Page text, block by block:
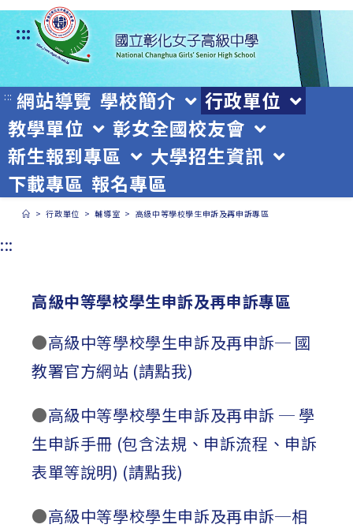
跳
轉
至
主
要
內
容
:::
::: 網站導覽 學校簡介
行政單位
教學單位
彰女全國校友會
新生報到專區
大學招生資訊
下載專區 報名專區
> 行政單位 > 輔導室 > 高級中等學校學生申訴及再申訴專區
:::
高級中等學校學生申訴及再申訴專區
●高級中等學校學生申訴及再申訴─ 國
教署官方網站 (請點我)
●高級中等學校學生申訴及再申訴 ─ 學
生申訴手冊 (包含法規、申訴流程、申訴
表單等說明) (請點我)
●高級中等學校學生申訴及再申訴─相